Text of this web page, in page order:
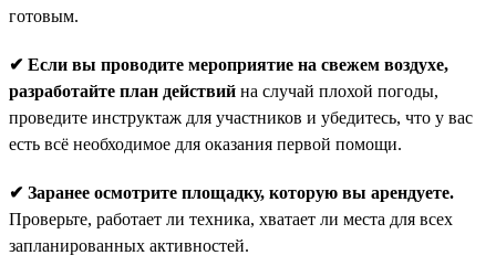
готовым.
✔ Если вы проводите мероприятие на свежем воздухе,
разработайте план действий на случай плохой погоды,
проведите инструктаж для участников и убедитесь, что у вас
есть всё необходимое для оказания первой помощи.
✔ Заранее осмотрите площадку, которую вы арендуете.
Проверьте, работает ли техника, хватает ли места для всех
запланированных активностей.